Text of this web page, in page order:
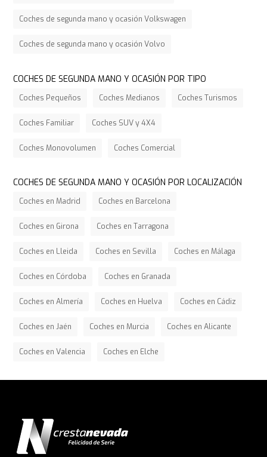
Coches de segunda mano y ocasión Volkswagen
Coches de segunda mano y ocasión Volvo
COCHES DE SEGUNDA MANO Y OCASIÓN POR TIPO
Coches Pequeños Coches Medianos Coches Turismos
Coches Familiar Coches SUV y 4X4
Coches Monovolumen Coches Comercial
COCHES DE SEGUNDA MANO Y OCASIÓN POR LOCALIZACIÓN
Coches en Madrid Coches en Barcelona
Coches en Girona Coches en Tarragona
Coches en Lleida Coches en Sevilla Coches en Málaga
Coches en Córdoba Coches en Granada
Coches en Almería Coches en Huelva Coches en Cádiz
Coches en Jaén Coches en Murcia Coches en Alicante
Coches en Valencia Coches en Elche